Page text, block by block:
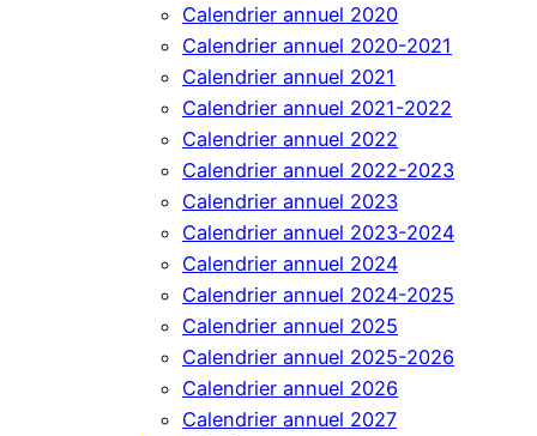
Calendrier annuel 2020
Calendrier annuel 2020-2021
Calendrier annuel 2021
Calendrier annuel 2021-2022
Calendrier annuel 2022
Calendrier annuel 2022-2023
Calendrier annuel 2023
Calendrier annuel 2023-2024
Calendrier annuel 2024
Calendrier annuel 2024-2025
Calendrier annuel 2025
Calendrier annuel 2025-2026
Calendrier annuel 2026
Calendrier annuel 2027